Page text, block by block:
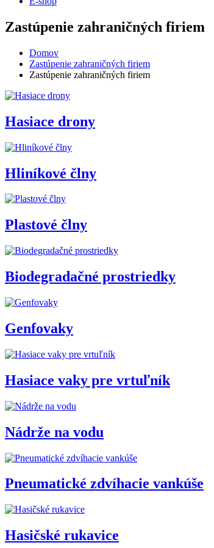
Zastúpenie zahraničných firiem
Domov
Zastúpenie zahraničných firiem
Zastúpenie zahraničných firiem
Hasiace drony
Hliníkové člny
Plastové člny
Biodegradačné prostriedky
Genfovaky
Hasiace vaky pre vrtuľník
Nádrže na vodu
Pneumatické zdvíhacie vankúše
Hasičské rukavice